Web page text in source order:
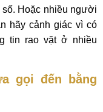
Hoặc nhiều người
hãy cảnh giác vì có
tin rao vặt ở nhiều
gọi đến bằng